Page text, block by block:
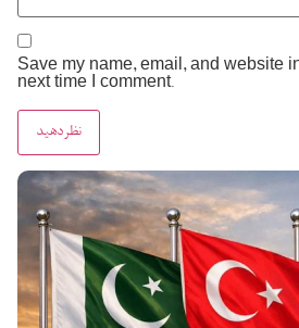
Save my name, email, and website
next time I comment.